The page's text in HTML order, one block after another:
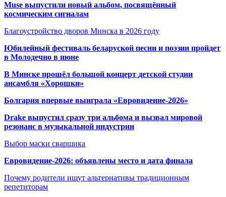
Muse выпустили новый альбом, посвящённый
космическим сигналам
Благоустройство дворов Минска в 2026 году
Юбилейный фестиваль беларуской песни и поэзии пройдет
в Молодечно в июне
В Минске прошёл большой концерт детской студии
ансамбля «Хорошки»
Болгария впервые выиграла «Евровидение-2026»
Drake выпустил сразу три альбома и вызвал мировой
резонанс в музыкальной индустрии
Выбор маски сварщика
Евровидение-2026: объявлены место и дата финала
Почему родители ищут альтернативы традиционным
репетиторам